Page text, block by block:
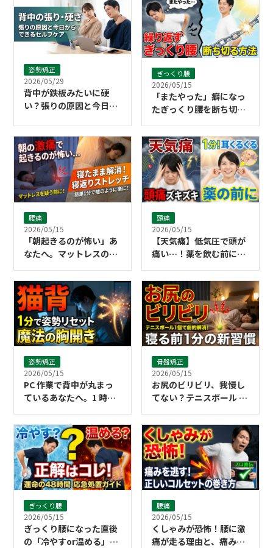
姿勢矯正
2026/05/29
背中が鉄板みたいに硬
い？張りの原因と今日か
ぎっくり腰
2026/05/15
「またやった」癖になっ
たぎっくり腰を断ち切る
腰痛
2026/05/15
「朝起きるのが怖い」あ
なたへ。マットレスのせ
い寝返りストレッチ
頭痛
2026/05/15
【天気痛】低気圧で頭が
痛い…！薬を飲む前に試
マッサージ」の正しいや
り方
姿勢矯正
2026/05/15
PC 作業で背中が丸まっ
ているあなたへ。1 時間
される「胸開き」の魔法
骨盤矯正
2026/05/15
お尻のビリビリ、我慢し
てない？テニスボール 1
前習慣
ぎっくり腰
2026/05/15
ぎっくり腰になった直後
の「冷やすor温める」正
腰痛
2026/05/15
くしゃみが恐怖！腰に激
痛が走る理由と、痛みを